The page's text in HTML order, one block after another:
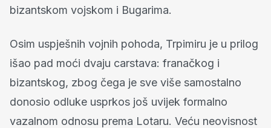
bizantskom vojskom i Bugarima.
Osim uspješnih vojnih pohoda, Trpimiru je u prilog
išao pad moći dvaju carstava: franačkog i
bizantskog, zbog čega je sve više samostalno
donosio odluke usprkos još uvijek formalno
vazalnom odnosu prema Lotaru. Veću neovisnost